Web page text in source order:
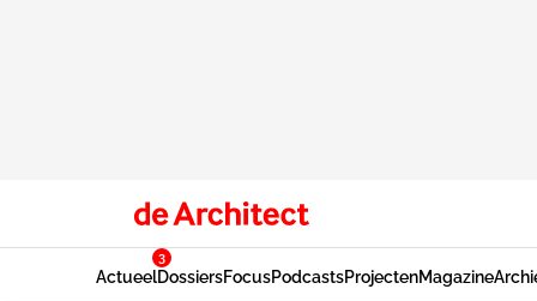
Actueel
3
DossiersFocusPodcastsProjectenMagazine